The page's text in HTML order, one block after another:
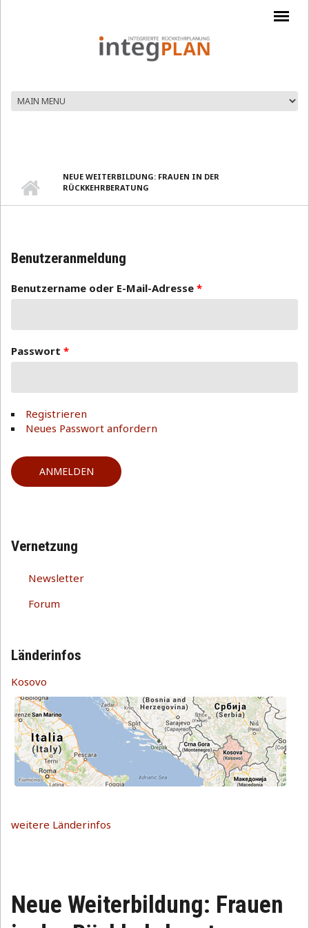
NEUE WEITERBILDUNG: FRAUEN IN DER
RÜCKKEHRBERATUNG
Benutzeranmeldung
Benutzername oder E-Mail-Adresse *
Passwort *
Registrieren
Neues Passwort anfordern
Vernetzung
Newsletter
Forum
Länderinfos
Kosovo
weitere Länderinfos
Neue Weiterbildung: Frauen